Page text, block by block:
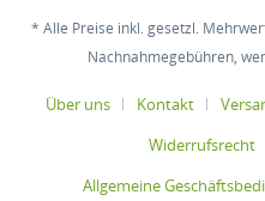
* Alle Preise inkl. gesetzl.
Nachnahmegebühren,
Über uns Kontakt
Widerrufsrecht
Allgemeine